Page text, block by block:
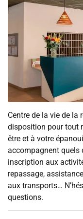
Centre de la vie de la
disposition pour tout
être et à votre
accompagnent quels
inscription aux
repassage,
aux transports…
questions.